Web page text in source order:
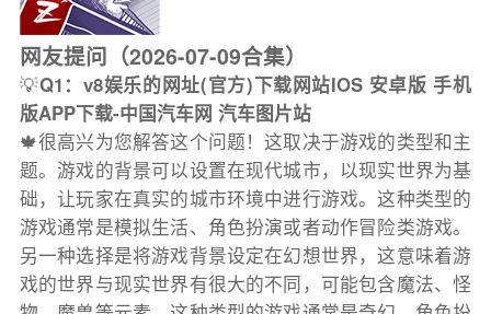
网友提问（2026-07-09合集）
💡Q1：v8娱乐的网址(官方)下载网站IOS 安卓版 手机
版APP下载-中国汽车网 汽车图片站
🍁很高兴为您解答这个问题！这取决于游戏的类型和主
题。游戏的背景可以设置在现代城市，以现实世界为基
础，让玩家在真实的城市环境中进行游戏。这种类型的
游戏通常是模拟生活、角色扮演或者动作冒险类游戏。
另一种选择是将游戏背景设定在幻想世界，这意味着游
戏的世界与现实世界有很大的不同，可能包含魔法、怪